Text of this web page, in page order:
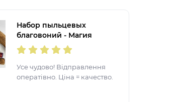
Набор пыльцевых
благовоний - Магия
торговца, Масала Satya
Усе чудово! Відправлення
оператівно. Ціна = качество.